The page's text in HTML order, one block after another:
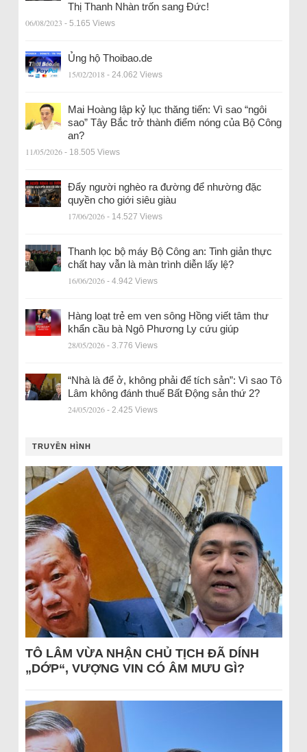
Thị Thanh Nhàn trốn sang Đức!
06/08/2023 - 5.165 Views
Ủng hộ Thoibao.de
15/02/2018 - 24.062 Views
Mai Hoàng lập kỷ lục thăng tiến: Vì sao “ngôi
sao” Tây Bắc trở thành điểm nóng của Bộ Công
an?
11/05/2026 - 18.505 Views
Đẩy người nghèo ra đường để nhường đặc
quyền cho giới siêu giàu
17/06/2026 - 14.527 Views
Thanh lọc bộ máy Bộ Công an: Tinh giản thực
chất hay vẫn là màn trình diễn lấy lệ?
16/06/2026 - 4.942 Views
Hàng loạt trẻ em ven sông Hồng viết tâm thư
khẩn cầu bà Ngô Phương Ly cứu giúp
28/05/2026 - 3.776 Views
“Nhà là để ở, không phải để tích sản”: Vì sao Tô
Lâm không đánh thuế Bất Động sản thứ 2?
24/05/2026 - 2.425 Views
TRUYỀN HÌNH
TÔ LÂM VỪA NHẬN CHỦ TỊCH ĐÃ DÍNH
„DỚP“, VƯỢNG VIN CÓ ÂM MƯU GÌ?